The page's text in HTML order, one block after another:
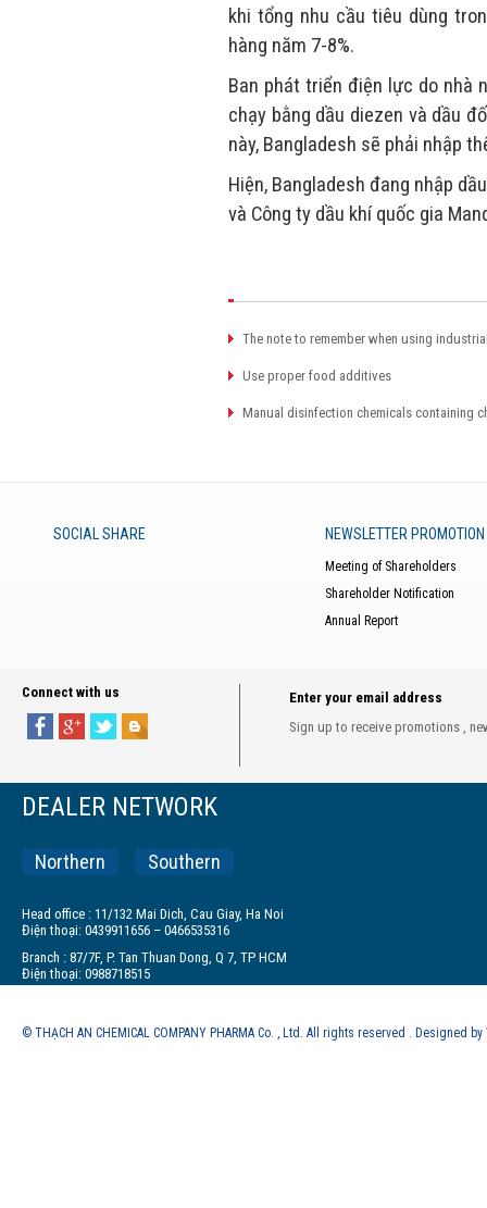
khi tổng nhu cầu tiêu dùng
hàng năm 7-8%.
Ban phát triển điện lực do nhà
chạy bằng dầu diezen và dầu
này, Bangladesh sẽ phải nhập
Hiện, Bangladesh đang nhập
và Công ty dầu khí quốc gia
The note to remember when using
Use proper food additives
Manual disinfection chemicals containing
SOCIAL SHARE NEWSLETTER PROMOTION
Meeting of Shareholders
Shareholder Notification
Annual Report
Connect with us
Enter your email address
Sign up to receive promotions ,
DEALER NETWORK
Northern Southern
Head office : 11/132 Mai Dich, Cau Giay, Ha Noi
Điện thoại: 0439911656 – 0466535316
Branch : 87/7F, P. Tan Thuan Dong, Q 7, TP HCM
Điện thoại: 0988718515
© THẠCH AN CHEMICAL COMPANY PHARMA Co. , Ltd. All rights reserved . Designed by